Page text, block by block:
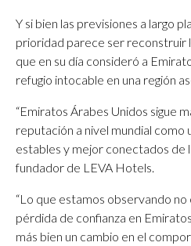
Y si bien las previsiones a largo
prioridad parece ser reconstruir
que en su día consideró a
refugio intocable en una región
“Emiratos Árabes Unidos sigue
reputación a nivel mundial como
estables y mejor conectados de
fundador de LEVA Hotels.
“Lo que estamos observando
pérdida de confianza en
más bien un cambio en el